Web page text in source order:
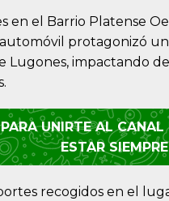
en el Barrio Platense
protagonizó
Lugones, impactando
UNIRTE AL
ESTAR
recogidos en el